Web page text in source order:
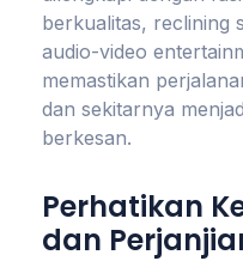
berkualitas, reclining
audio-video
memastikan
dan sekitarnya
berkesan.
Perhatikan
dan